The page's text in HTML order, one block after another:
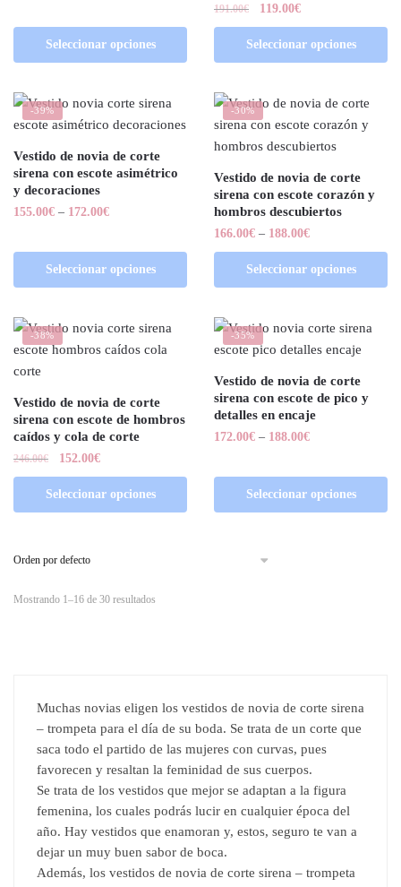
Seleccionar opciones
191.00€ 119.00€
Seleccionar opciones
-39%
Vestido de novia de corte
sirena con escote asimétrico
y decoraciones
155.00€ – 172.00€
Seleccionar opciones
-30%
Vestido de novia de corte
sirena con escote corazón y
hombros descubiertos
166.00€ – 188.00€
Seleccionar opciones
-38%
Vestido de novia de corte
sirena con escote de hombros
caídos y cola de corte
246.00€ 152.00€
Seleccionar opciones
-35%
Vestido de novia de corte
sirena con escote de pico y
detalles en encaje
172.00€ – 188.00€
Seleccionar opciones
Mostrando 1–16 de 30 resultados
Muchas novias eligen los vestidos de novia de corte sirena
– trompeta para el día de su boda. Se trata de un corte que
saca todo el partido de las mujeres con curvas, pues
favorecen y resaltan la feminidad de sus cuerpos.
Se trata de los vestidos que mejor se adaptan a la figura
femenina, los cuales podrás lucir en cualquier época del
año. Hay vestidos que enamoran y, estos, seguro te van a
dejar un muy buen sabor de boca.
Además, los vestidos de novia de corte sirena – trompeta